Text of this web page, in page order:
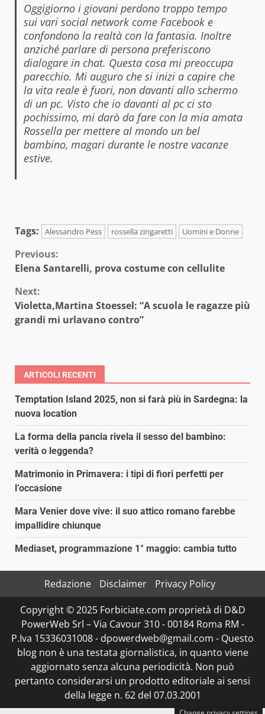
Oggigiorno i giovani perdono troppo tempo
sui vari social network come Facebook e
confondono la realtà con la fantasia. Inoltre
anziché parlare di persona preferiscono
dialogare in chat. Questa cosa mi preoccupa
parecchio. Mi auguro che si inizi a capire che
la vita reale è fuori, non davanti allo schermo
di un pc. Visto che io davanti al pc ci sto
pochissimo, mi darò da fare con la mia amata
Rossella per mettere al mondo un bel
bambino, magari durante le nostre vacanze
estive.
Tags: Alessandro Pess rossella zingaretti Uomini e Donne
Continue
Previous:
Elena Santarelli, prova costume con cellulite
Next:
Violetta,Martina Stoessel: “A scuola le ragazze più
grandi mi urlavano contro”
ARTICOLI RECENTI
Temptation Island 2025, non si farà più in Sardegna: la
nuova location
La forma della pancia rivela il sesso del bambino:
verità o leggenda?
Matrimonio in Primavera: i tipi di fiori perfetti per
l’occasione
Mara Venier dove vive: il suo attico romano farebbe
impallidire chiunque
Mediaset, programmazione 1° maggio: cambia tutto
Redazione Disclaimer
Privacy Policy
Copyright © 2025 Forbiciate.com proprietà di D&D
PowerWeb Srl – Via Cavour 310 - 00184 Roma RM -
P.Iva 15336031008 - dpowerdweb@gmail.com - Questo
blog non è una testata giornalistica, in quanto viene
aggiornato senza alcuna periodicità. Non può
pertanto considerarsi un prodotto editoriale ai sensi
della legge n. 62 del 07.03.2001